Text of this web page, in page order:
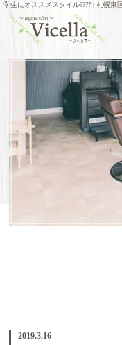
学生にオススメスタイル???? | 札幌東
2019.3.16